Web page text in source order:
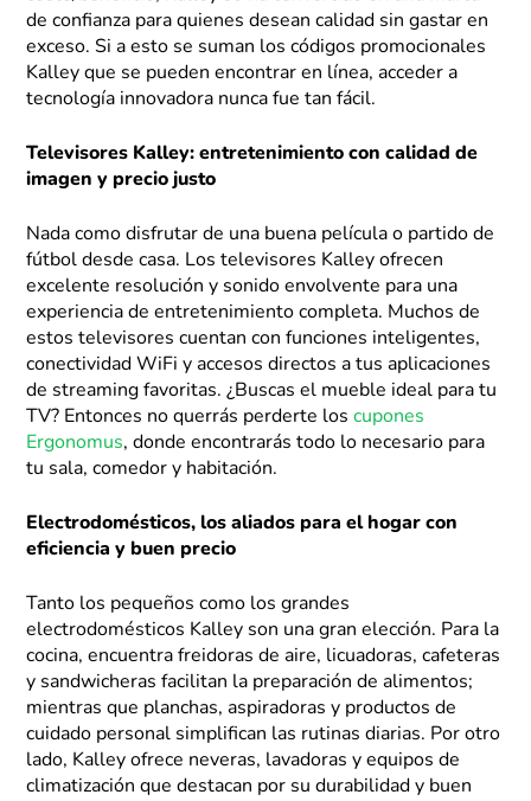
de confianza para quienes desean calidad sin gastar en
exceso. Si a esto se suman los códigos promocionales
Kalley que se pueden encontrar en línea, acceder a
tecnología innovadora nunca fue tan fácil.
Televisores Kalley: entretenimiento con calidad de
imagen y precio justo
Nada como disfrutar de una buena película o partido de
fútbol desde casa. Los televisores Kalley ofrecen
excelente resolución y sonido envolvente para una
experiencia de entretenimiento completa. Muchos de
estos televisores cuentan con funciones inteligentes,
conectividad WiFi y accesos directos a tus aplicaciones
de streaming favoritas. ¿Buscas el mueble ideal para tu
TV? Entonces no querrás perderte loscupones
Ergonomus, donde encontrarás todo lo necesario para
tu sala, comedor y habitación.
Electrodomésticos, los aliados para el hogar con
eficiencia y buen precio
Tanto los pequeños como los grandes
electrodomésticos Kalley son una gran elección. Para la
cocina, encuentra freidoras de aire, licuadoras, cafeteras
y sandwicheras facilitan la preparación de alimentos;
mientras que planchas, aspiradoras y productos de
cuidado personal simplifican las rutinas diarias. Por otro
lado, Kalley ofrece neveras, lavadoras y equipos de
climatización que destacan por su durabilidad y buen